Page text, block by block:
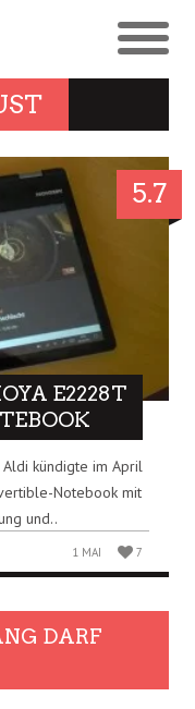
5.7
E2228T
kündigte im April
Notebook mit
und..
1 MAI 7
DARF